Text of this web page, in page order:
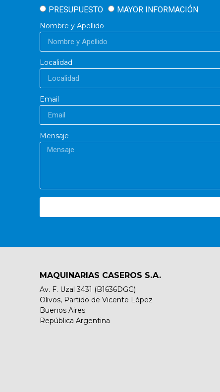
PRESUPUESTO MAYOR INFORMACIÓN
Nombre y Apellido
Localidad
Email
Mensaje
MAQUINARIAS CASEROS S.A.
Av. F. Uzal 3431 (B1636DGG)
Olivos, Partido de Vicente López
Buenos Aires
República Argentina